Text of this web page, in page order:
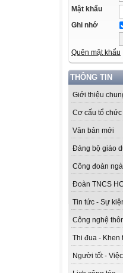
Mật khẩu
Ghi nhớ
Quên mật khẩu
THÔNG TIN
Giới thiệu
Cơ cấu tổ chức
Văn bản mới
Đảng bộ giáo
Công đoàn
Đoàn TNCS
Tin tức - Sự
Công nghệ
Thi đua - Khen
Người tốt -